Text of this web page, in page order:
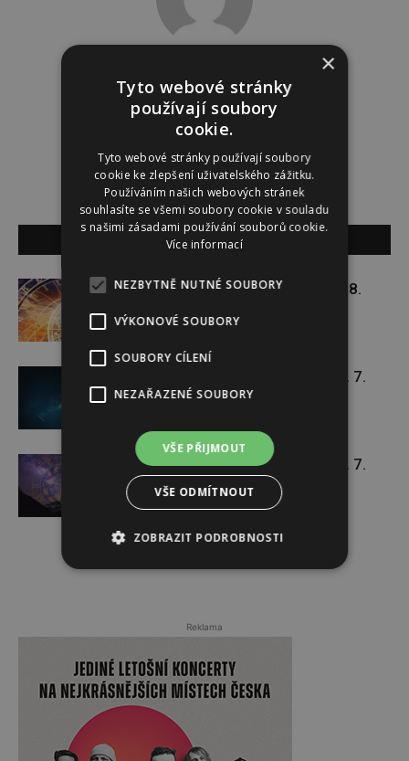
Tereza Lindauerová
http://www.zdravivharmonii.cz
SOUVISEJÍCÍ ČLÁNKY
Týdenní horoskop 27. 7. – 2. 8.
Týdenní horoskop 20. 7. – 26. 7.
Týdenní horoskop 13. 7. – 19. 7.
Reklama
×
Tyto webové stránky
používají soubory
cookie.
Tyto webové stránky používají soubory
cookie ke zlepšení uživatelského zážitku.
Používáním našich webových stránek
souhlasíte se všemi soubory cookie v souladu
s našimi zásadami používání souborů cookie.
Více informací
NEZBYTNĚ NUTNÉ SOUBORY
VÝKONOVÉ SOUBORY
SOUBORY CÍLENÍ
NEZAŘAZENÉ SOUBORY
VŠE PŘIJMOUT
VŠE ODMÍTNOUT
ZOBRAZIT PODROBNOSTI